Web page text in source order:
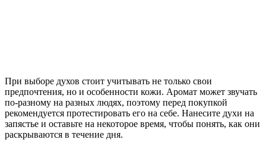
При выборе духов стоит учитывать не только свои
предпочтения, но и особенности кожи. Аромат может звучать
по-разному на разных людях, поэтому перед покупкой
рекомендуется протестировать его на себе. Нанесите духи на
запястье и оставьте на некоторое время, чтобы понять, как они
раскрываются в течение дня.